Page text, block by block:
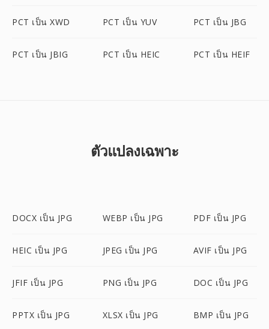
PCT เป็น XWD PCT เป็น YUV PCT เป็น JBG
PCT เป็น JBIG PCT เป็น HEIC PCT เป็น HEIF
ตัวแปลงเฉพาะ
DOCX เป็น JPG WEBP เป็น JPG PDF เป็น JPG
HEIC เป็น JPG JPEG เป็น JPG AVIF เป็น JPG
JFIF เป็น JPG PNG เป็น JPG DOC เป็น JPG
PPTX เป็น JPG XLSX เป็น JPG BMP เป็น JPG